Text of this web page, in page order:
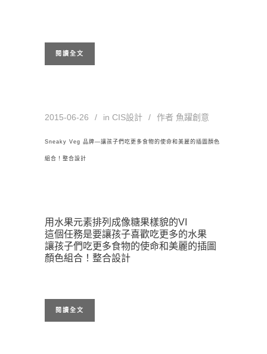
閱讀全文
2015-06-26 in CIS設計 作者 魚躍創意
Sneaky Veg 品牌—讓孩子們吃更多食物的使命和美麗的插圖顏色
組合！整合設計
用水果元素排列成像糖果樣貌的VI
這個任務是要讓孩子喜歡吃更多的水果
讓孩子們吃更多食物的使命和美麗的插圖
顏色組合！整合設計
閱讀全文